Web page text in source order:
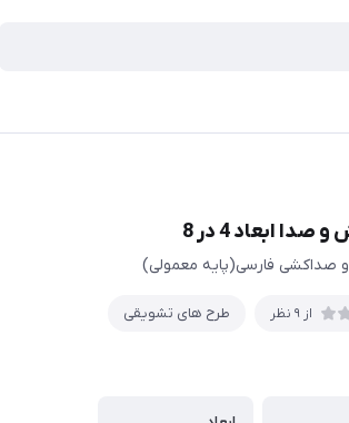
ابعاد 4 در 8
صداکشی فارسی(پایه معمولی)
از 9 نظر طرح های تشویقی